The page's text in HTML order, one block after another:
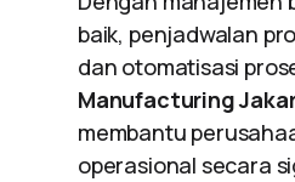
baik, penjadwalan
dan otomatisasi
Manufacturing
membantu
operasional secara